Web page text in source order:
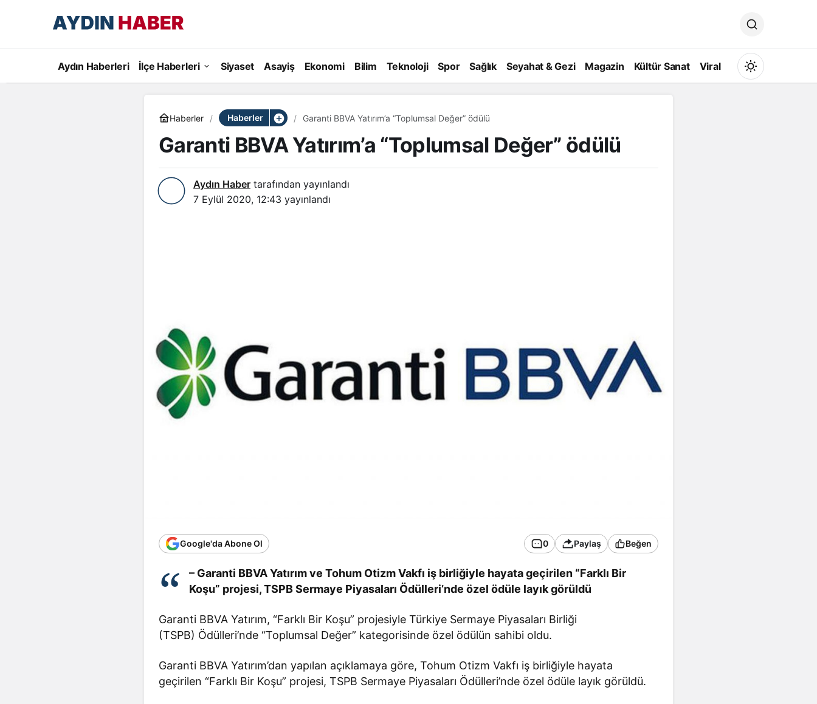
Aydın Haberleri İlçe Haberleri Siyaset Asayiş Ekonomi Bilim Teknoloji Spor Sağlık Seyahat & Gezi Magazin Kültür Sanat Viral
Mod
değiştir
Haberler Haberler Garanti BBVA Yatırım’a “Toplumsal Değer” ödülü
Garanti BBVA Yatırım’a “Toplumsal Değer” ödülü
Aydın Haber tarafından yayınlandı
7 Eylül 2020, 12:43 yayınlandı
Google'da Abone Ol 0 Paylaş Beğen
– Garanti BBVA Yatırım ve Tohum Otizm Vakfı iş birliğiyle hayata geçirilen “Farklı Bir
Koşu” projesi, TSPB Sermaye Piyasaları Ödülleri’nde özel ödüle layık görüldü
Garanti BBVA Yatırım, “Farklı Bir Koşu” projesiyle Türkiye Sermaye Piyasaları Birliği
(TSPB) Ödülleri’nde “Toplumsal Değer” kategorisinde özel ödülün sahibi oldu.
Garanti BBVA Yatırım’dan yapılan açıklamaya göre, Tohum Otizm Vakfı iş birliğiyle hayata
geçirilen “Farklı Bir Koşu” projesi, TSPB Sermaye Piyasaları Ödülleri’nde özel ödüle layık görüldü.